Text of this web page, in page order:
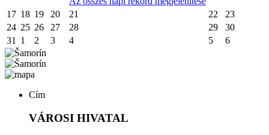
17 18 19 20 21 22
23
24 25 26 27 28 29
30
31 1 2 3 4 5 6
Cím
VÁROSI HIVATAL